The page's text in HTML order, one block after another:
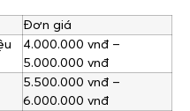
Đơn giá
4.000.000 vnđ –
5.000.000 vnđ
5.500.000 vnđ –
6.000.000 vnđ